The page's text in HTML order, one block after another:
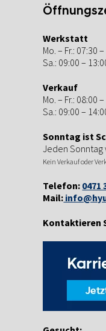
Werkstatt
Mo. – Fr.: 07:30
Sa.: 09:00 –
Verkauf
Mo. – Fr.: 08:00
Sa.: 09:00 –
Sonntag ist
Jeden Sonntag
Kein Verkauf oder
Telefon: 0471
Mail:
Kontaktieren